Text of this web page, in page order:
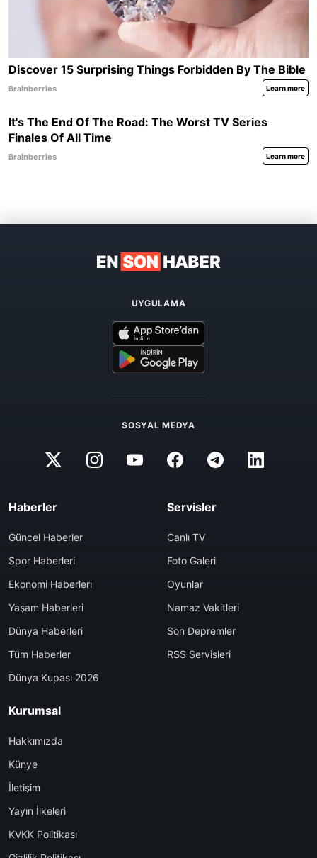
UYGULAMA
SOSYAL MEDYA
Haberler
Güncel Haberler
Spor Haberleri
Ekonomi Haberleri
Yaşam Haberleri
Dünya Haberleri
Tüm Haberler
Dünya Kupası 2026
Servisler
Canlı TV
Foto Galeri
Oyunlar
Namaz Vakitleri
Son Depremler
RSS Servisleri
Kurumsal
Hakkımızda
Künye
İletişim
Yayın İlkeleri
KVKK Politikası